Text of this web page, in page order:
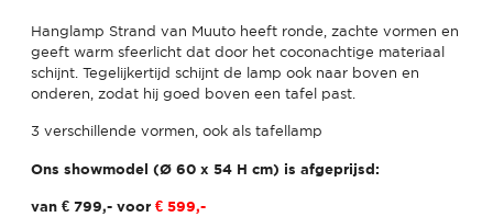
Hanglamp Strand van Muuto heeft ronde, zachte vormen en
geeft warm sfeerlicht dat door het coconachtige materiaal
schijnt. Tegelijkertijd schijnt de lamp ook naar boven en
onderen, zodat hij goed boven een tafel past.
3 verschillende vormen, ook als tafellamp
Ons showmodel (Ø 60 x 54 H cm) is afgeprijsd:
van € 799,- voor€ 599,-